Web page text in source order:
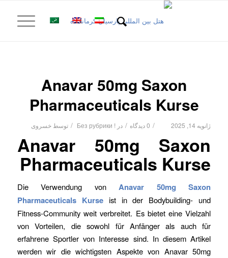
Anavar 50mg Saxon
Pharmaceuticals Kurse
ژانویه 14, 2025 / 0 دیدگاه / در ! Без рубрики
/ توسط خسروی
Anavar 50mg Saxon
Pharmaceuticals Kurse
Die Verwendung von Anavar 50mg Saxon
Pharmaceuticals Kurseist in der Bodybuilding- und
Fitness-Community weit verbreitet. Es bietet eine Vielzahl
von Vorteilen, die sowohl für Anfänger als auch für
erfahrene Sportler von Interesse sind. In diesem Artikel
werden wir die wichtigsten Aspekte von Anavar 50mg